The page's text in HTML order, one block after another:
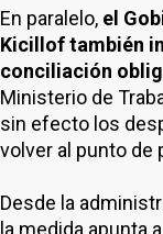
En paralelo, el
Kicillof también
conciliación
Ministerio de
sin efecto los
volver al punto de
Desde la
la medida apunta a